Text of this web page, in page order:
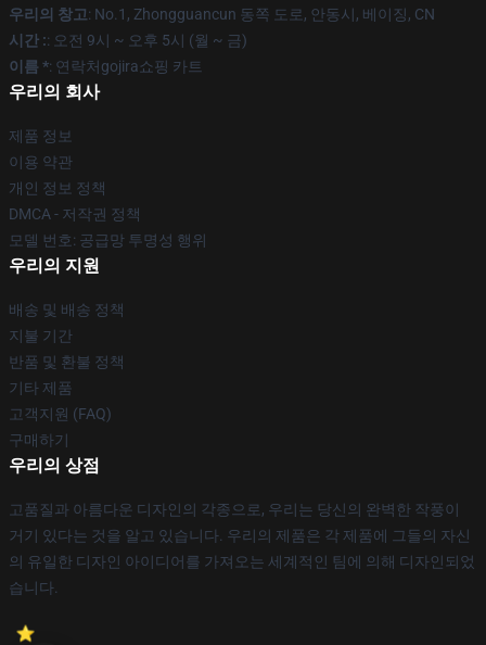
우리의 창고: No.1, Zhongguancun 동쪽 도로, 안동시, 베이징, CN
시간 :: 오전 9시 ~ 오후 5시 (월 ~ 금)
이름 *: 연락처gojira쇼핑 카트
우리의 회사
제품 정보
이용 약관
개인 정보 정책
DMCA - 저작권 정책
모델 번호: 공급망 투명성 행위
우리의 지원
배송 및 배송 정책
지불 기간
반품 및 환불 정책
기타 제품
고객지원 (FAQ)
구매하기
우리의 상점
고품질과 아름다운 디자인의 각종으로, 우리는 당신의 완벽한 작풍이
거기 있다는 것을 알고 있습니다. 우리의 제품은 각 제품에 그들의 자신
의 유일한 디자인 아이디어를 가져오는 세계적인 팀에 의해 디자인되었
습니다.